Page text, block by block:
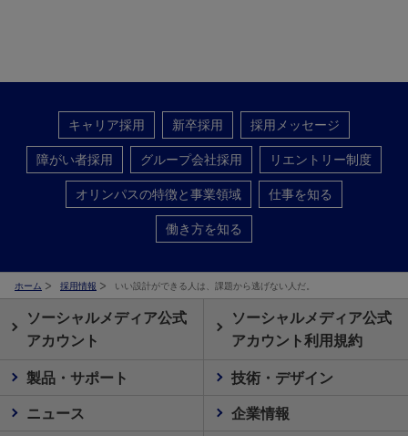
キャリア採用 新卒採用
採用メッセージ
障がい者採用
グループ会社採用
リエントリー制度
オリンパスの特徴と事業領域
仕事を知る
働き方を知る
ホーム 採用情報 いい設計ができる人は、課題から逃げない人だ。
ソーシャルメディア公式
アカウント
ソーシャルメディア公式
アカウント利用規約
製品・サポート
技術・デザイン
ニュース
企業情報